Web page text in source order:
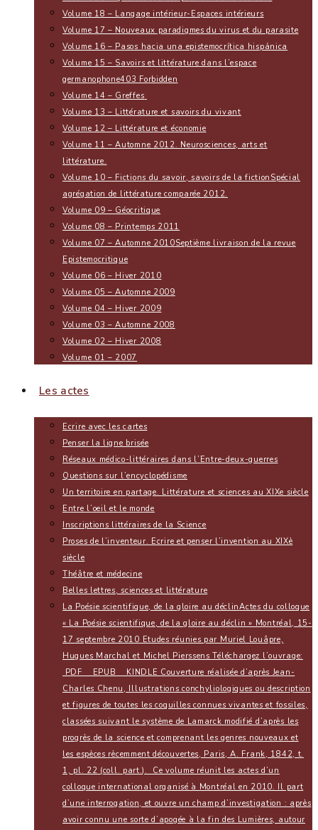
Volume 18 – Langage intérieur-Espaces intérieurs
Volume 17 – Nouveaux paradigmes du virus et du parasite
Volume 16 – Pasos hacia una epistemocrítica hispánica
Volume 15 – Savoirs et littérature dans l’espace
germanophone403 Forbidden
Volume 14 – Greffes
Volume 13 – Littérature et savoirs du vivant
Volume 12 – Littérature et économie
Volume 11 – Automne 2012. Neurosciences, arts et
littérature.
Volume 10 – Fictions du savoir, savoirs de la fiction Spécial
agrégation de littérature comparée 2012.
Volume 09 – Géocritique
Volume 08 – Printemps 2011
Volume 07 – Automne 2010Septième livraison de la revue
Epistemocritique
Volume 06 – Hiver 2010
Volume 05 – Automne 2009
Volume 04 – Hiver 2009
Volume 03 – Automne 2008
Volume 02 – Hiver 2008
Volume 01 – 2007
Les actes
Ecrire avec les cartes
Penser la ligne brisée
Réseaux médico-littéraires dans l’Entre-deux-guerres
Questions sur l’encyclopédisme
Un territoire en partage. Littérature et sciences au XIXe siècle
Entre l’oeil et le monde
Inscriptions littéraires de la Science
Proses de l’inventeur. Ecrire et penser l’invention au XIXè
siècle
Théâtre et médecine
Belles lettres, sciences et littérature
La Poésie scientifique, de la gloire au déclinActes du colloque
« La Poésie scientifique, de la gloire au déclin » Montréal, 15-
17 septembre 2010 Etudes réunies par Muriel Louâpre,
Hugues Marchal et Michel Pierssens Téléchargez l’ouvrage:
PDF EPUB KINDLE Couverture réalisée d’après Jean-
Charles Chenu, Illustrations conchyliologiques ou description
et figures de toutes les coquilles connues vivantes et fossiles,
classées suivant le système de Lamarck modifié d’après les
progrès de la science et comprenant les genres nouveaux et
les espèces rècemment découvertes, Paris, A. Frank, 1842, t.
1, pl. 22 (coll. part.). Ce volume réunit les actes d’un
colloque international organisé à Montréal en 2010. Il part
d’une interrogation, et ouvre un champ d’investigation : après
avoir connu une sorte d’apogée à la fin des Lumières, autour